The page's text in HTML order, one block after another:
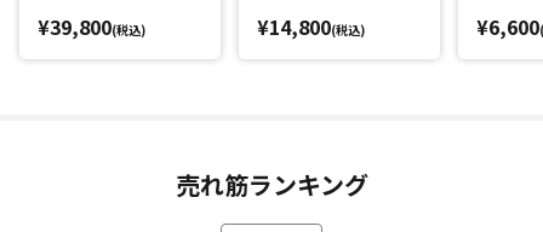
¥39,800(税込) ¥14,800(税込) ¥6,600
売れ筋ランキング